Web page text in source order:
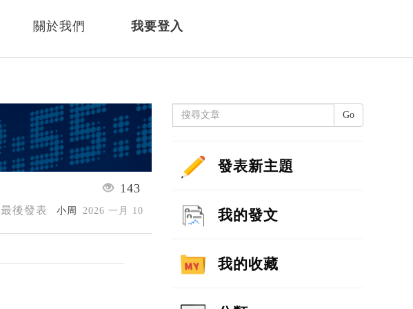
關於我們 我要登入
143
最後發表 小周 2026 一月 10
Go
發表新主題
我的發文
我的收藏